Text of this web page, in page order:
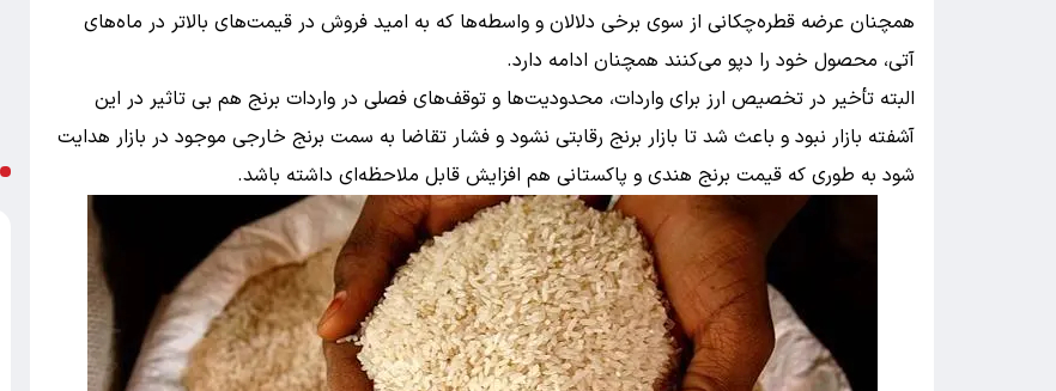
همچنان عرضه قطره‌چکانی از سوی برخی دلالان و واسطه‌ها که به امید فروش در قیمت‌های بالاتر در ماه‌های
آتی، محصول خود را دپو می‌کنند همچنان ادامه دارد.
البته تأخیر در تخصیص ارز برای واردات، محدودیت‌ها و توقف‌های فصلی در واردات برنج هم بی تاثیر در این
آشفته بازار نبود و باعث شد تا بازار برنج رقابتی نشود و فشار تقاضا به سمت برنج خارجی موجود در بازار هدایت
شود به طوری که قیمت برنج هندی و پاکستانی هم افزایش قابل ملاحظه‌ای داشته باشد.